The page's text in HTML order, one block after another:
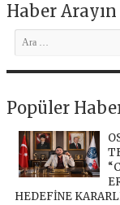
Haber Arayın
Popüler
HEDEFİNE